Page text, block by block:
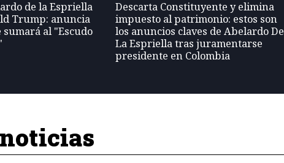
de la Espriella
Trump: anuncia
sumará al "Escudo
Descarta Constituyente y elimina
impuesto al patrimonio: estos son
los anuncios claves de Abelardo De
La Espriella tras juramentarse
presidente en Colombia